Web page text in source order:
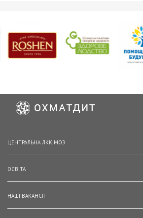
ЦЕНТРАЛЬНА ЛКК МОЗ
ОСВІТА
НАШІ ВАКАНСІЇ